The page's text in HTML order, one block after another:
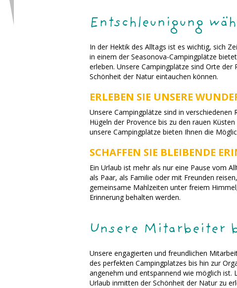
Entschleunigung
In der Hektik des Alltags ist es wichtig, sich
in einem der Seasonova-Campingplätze
erleben. Unsere Campingplätze sind Orte
Schönheit der Natur eintauchen können.
ERLEBEN SIE UNSERE
Unsere Campingplätze sind in
Hügeln der Provence bis zu den rauen
unsere Campingplätze bieten Ihnen die
SCHAFFEN SIE BLEIBENDE
Ein Urlaub ist mehr als nur eine Pause vom
als Paar, als Familie oder mit Freunden
gemeinsame Mahlzeiten unter freiem
Erinnerung behalten werden.
Unsere Mitarbeiter
Unsere engagierten und freundlichen
des perfekten Campingplatzes bis hin zur
angenehm und entspannend wie möglich ist.
Urlaub inmitten der Schönheit der Natur zu